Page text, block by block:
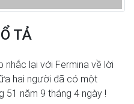
TẢ
nhắc lại với Fermina về lời
hai người đã có một
51 năm 9 tháng 4 ngày !